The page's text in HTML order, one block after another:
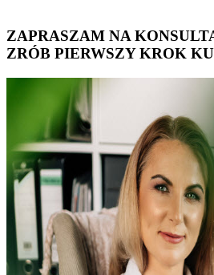
ZAPRASZAM NA
ZRÓB PIERWSZY KROK